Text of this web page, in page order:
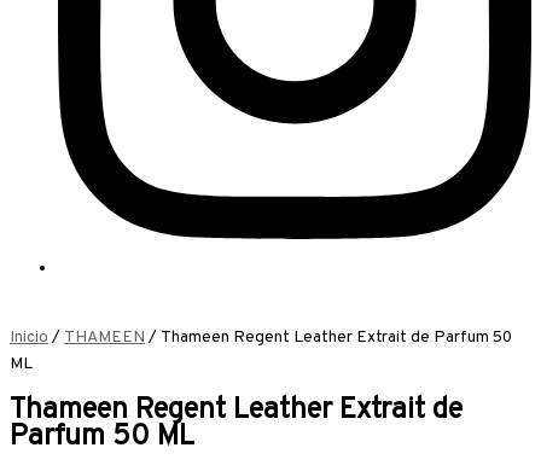
Inicio/ THAMEEN/ Thameen Regent Leather Extrait de Parfum 50
ML
Thameen Regent Leather Extrait de
Parfum 50 ML